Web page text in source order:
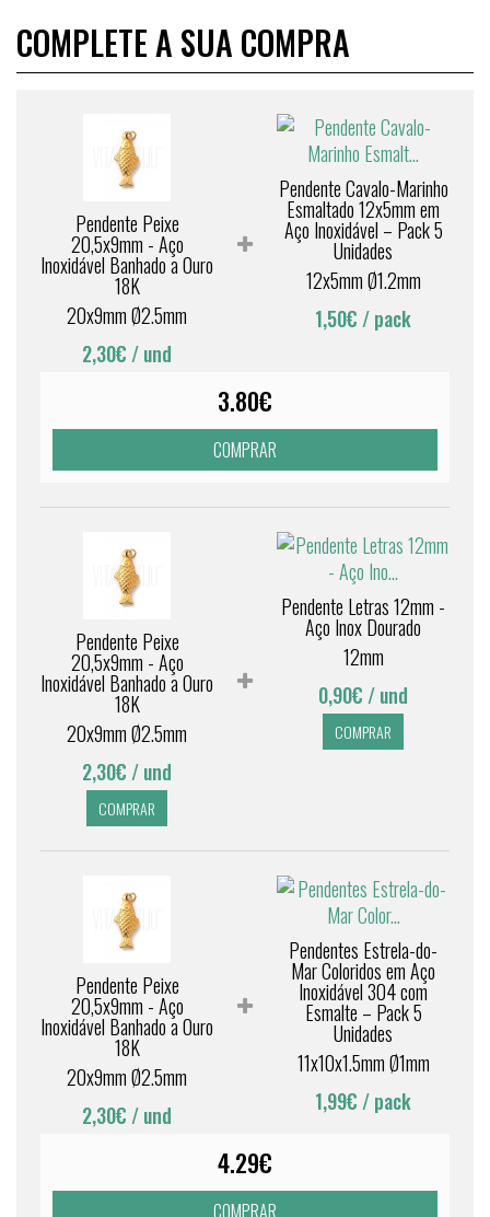
COMPLETE A SUA COMPRA
Pendente Peixe
20,5x9mm - Aço
Inoxidável Banhado a Ouro
18K
20x9mm Ø2.5mm
2,30€ / und
Pendente Cavalo-Marinho
Esmaltado 12x5mm em
Aço Inoxidável – Pack 5
Unidades
12x5mm Ø1.2mm
1,50€ / pack
3.80€
COMPRAR
Pendente Peixe
20,5x9mm - Aço
Inoxidável Banhado a Ouro
18K
20x9mm Ø2.5mm
2,30€ / und
COMPRAR
Pendente Letras 12mm -
Aço Inox Dourado
12mm
0,90€ / und
COMPRAR
Pendente Peixe
20,5x9mm - Aço
Inoxidável Banhado a Ouro
18K
20x9mm Ø2.5mm
2,30€ / und
Pendentes Estrela-do-
Mar Coloridos em Aço
Inoxidável 304 com
Esmalte – Pack 5
Unidades
11x10x1.5mm Ø1mm
1,99€ / pack
4.29€
COMPRAR